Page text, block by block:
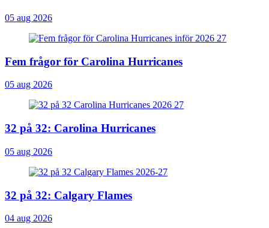
05 aug 2026
Fem frågor för Carolina Hurricanes
05 aug 2026
32 på 32: Carolina Hurricanes
05 aug 2026
32 på 32: Calgary Flames
04 aug 2026